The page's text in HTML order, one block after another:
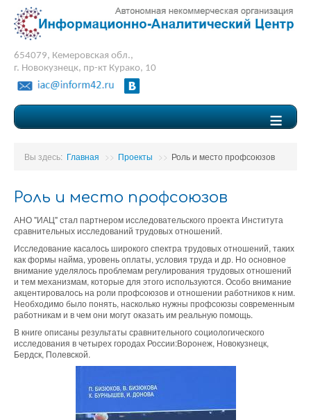
654079, Кемеровская обл.,
г. Новокузнецк, пр-кт Курако, 10
≡
Вы здесь: Главная >> Проекты >> Роль и место профсоюзов
Роль и место профсоюзов
АНО "ИАЦ" стал партнером исследовательского проекта Института
сравнительных исследований трудовых отношений.
Исследование касалось широкого спектра трудовых отношений, таких
как формы найма, уровень оплаты, условия труда и др. Но основное
внимание уделялось проблемам регулирования трудовых отношений
и тем механизмам, которые для этого используются. Особо внимание
акцентировалось на роли профсоюзов и отношении работников к ним.
Необходимо было понять, насколько нужны профсоюзы современным
работникам и в чем они могут оказать им реальную помощь.
В книге описаны результаты сравнительного социологического
исследования в четырех городах России:Воронеж, Новокузнецк,
Бердск, Полевской.